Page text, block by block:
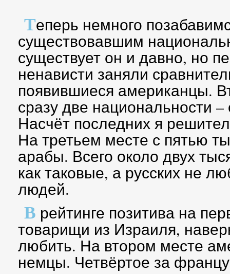
Теперь немного
существовавшим
существует он и давно, но
ненависти заняли
появившиеся американцы.
сразу две национальности
Насчёт последних я
На третьем месте с пятью
арабы. Всего около двух
как таковые, а русских не
людей.
В рейтинге позитива на
товарищи из Израиля,
любить. На втором месте
немцы. Четвёртое за